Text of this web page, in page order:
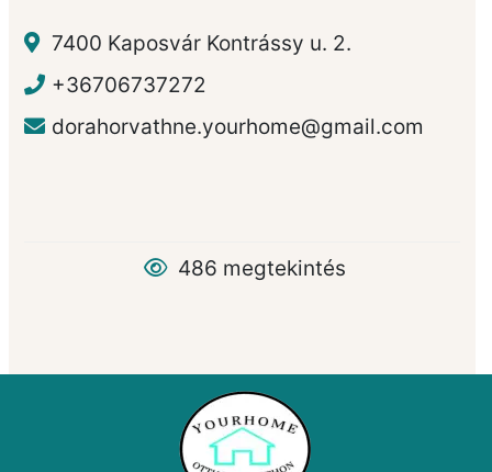
7400 Kaposvár Kontrássy u. 2.
+36706737272
dorahorvathne.yourhome@gmail.com
486 megtekintés